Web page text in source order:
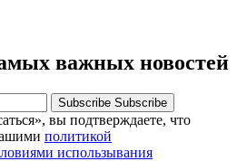
важных новостей
Subscribe Subscribe
вы подтверждаете, что
политикой
использывания